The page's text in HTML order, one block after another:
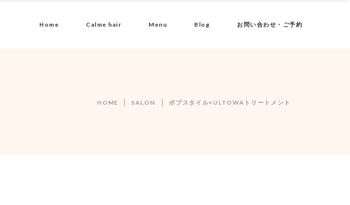
Home Calme hair Menu Blog お問い合わせ・ご予約
HOME SALON ボブスタイル×ULTOWAトリートメント